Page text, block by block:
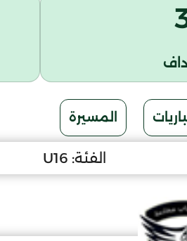
المسيرة
الفئة: U16